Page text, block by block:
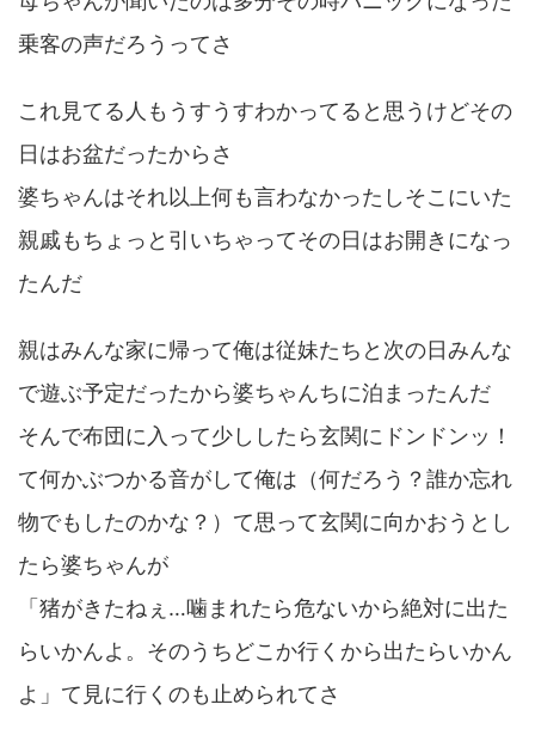
乗客の声だろうってさ
これ見てる人もうすうすわかってると思うけどその
日はお盆だったからさ
婆ちゃんはそれ以上何も言わなかったしそこにいた
親戚もちょっと引いちゃってその日はお開きになっ
たんだ
親はみんな家に帰って俺は従妹たちと次の日みんな
で遊ぶ予定だったから婆ちゃんちに泊まったんだ
そんで布団に入って少ししたら玄関にドンドンッ！
て何かぶつかる音がして俺は（何だろう？誰か忘れ
物でもしたのかな？）て思って玄関に向かおうとし
たら婆ちゃんが
「猪がきたねぇ…噛まれたら危ないから絶対に出た
らいかんよ。そのうちどこか行くから出たらいかん
よ」て見に行くのも止められてさ